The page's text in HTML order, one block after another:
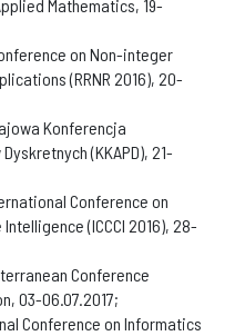
Mathematics, 19-
on Non-integer
(RRNR 2016), 20-
Konferencja
(KKAPD), 21-
Conference on
(ICCCI 2016), 28-
Conference
03-06.07.2017;
Conference on Informatics